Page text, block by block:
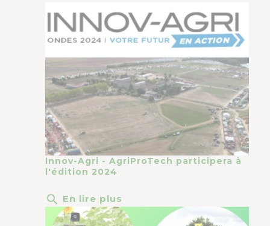
Innov-Agri - AgriProTech participera à
l'édition 2024
search En lire plus